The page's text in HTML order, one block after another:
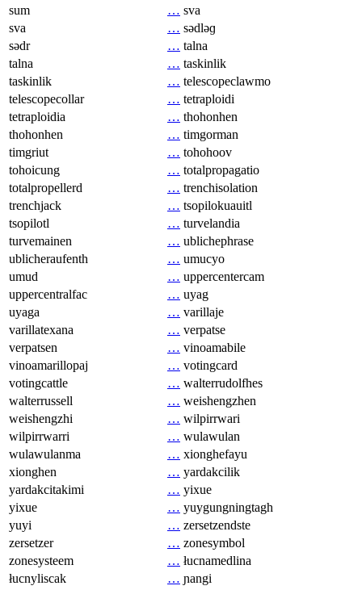
sum
… sva
sva
… sədləɡ
sədr
… talna
talna
… taskinlik
taskinlik
… telescopeclawmo
telescopecollar
… tetraploidi
tetraploidia
… thohonhen
thohonhen
… timgorman
timgriut
… tohohoov
tohoicung
… totalpropagatio
totalpropellerd
… trenchisolation
trenchjack
… tsopilokuauitl
tsopilotl
… turvelandia
turvemainen
… ublichephrase
ublicheraufenth
… umucyo
umud
… uppercentercam
uppercentralfac
… uyag
uyaga
… varillaje
varillatexana
… verpatse
verpatsen
… vinoamabile
vinoamarillopaj
… votingcard
votingcattle
… walterrudolfhes
walterrussell
… weishengzhen
weishengzhi
… wilpirrwari
wilpirrwarri
… wulawulan
wulawulanma
… xionghefayu
xionghen
… yardakcilik
yardakcitakimi
… yixue
yixue
… yuygungningtagh
yuyi
… zersetzendste
zersetzer
… zonesymbol
zonesysteem
… łucnamedlina
łucnyliscak
… ɲangi